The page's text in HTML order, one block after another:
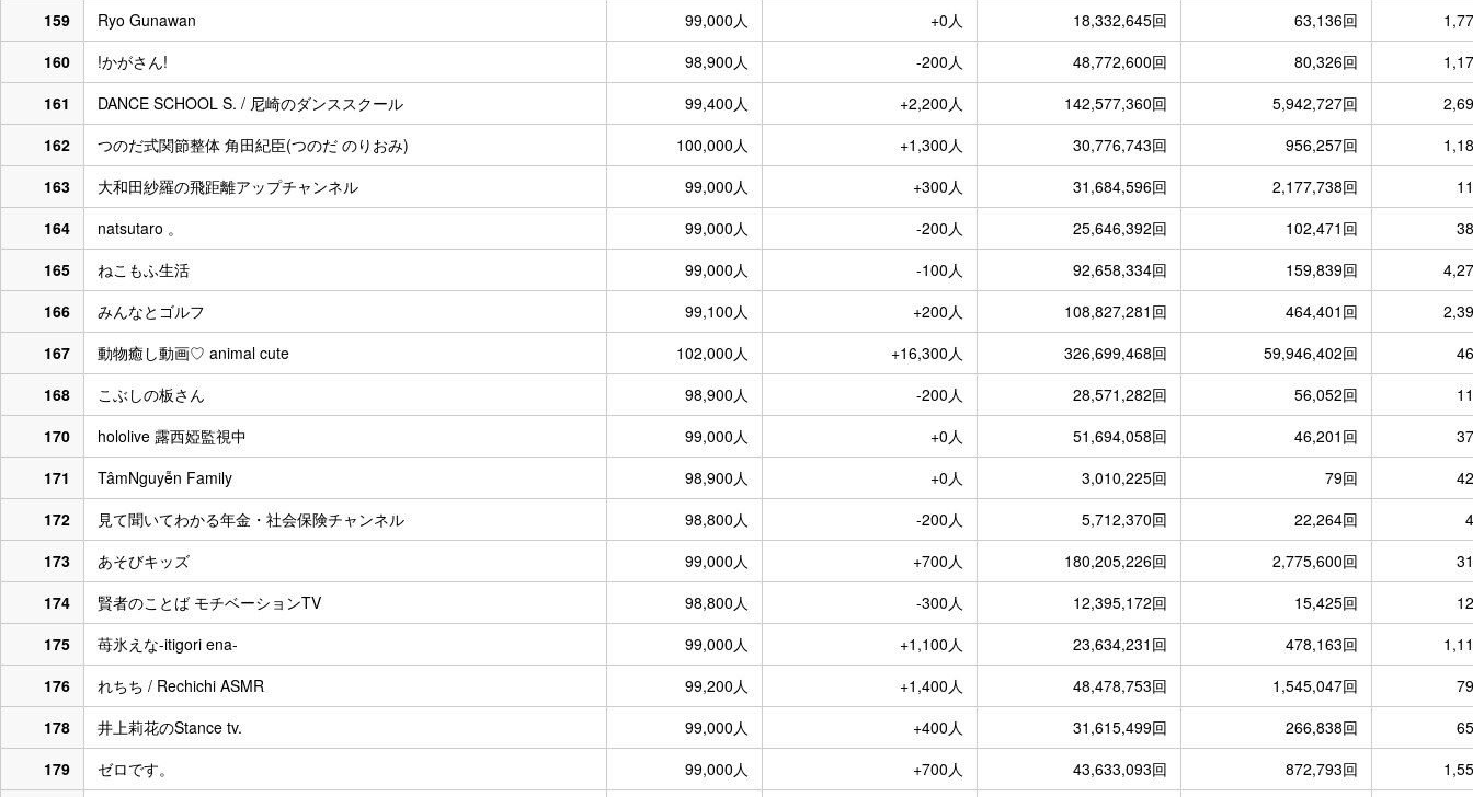
159
Ryo Gunawan 99,000人 +0人 18,332,645回 63,136回
160
!かがさん! 98,900人 -200人 48,772,600回 80,326回
161
DANCE SCHOOL S. / 尼崎のダンススクール 99,400人 +2,200人 142,577,360回 5,942,727回
162
つのだ式関節整体 角田紀臣(つのだ のりおみ) 100,000人 +1,300人 30,776,743回 956,257回
163
大和田紗羅の飛距離アップチャンネル 99,000人 +300人 31,684,596回 2,177,738回
164
natsutaro 。 99,000人 -200人 25,646,392回 102,471回
165
ねこもふ生活 99,000人 -100人 92,658,334回 159,839回
166
みんなとゴルフ 99,100人 +200人 108,827,281回 464,401回
167
動物癒し動画♡ animal cute 102,000人 +16,300人 326,699,468回 59,946,402回
168
こぶしの板さん 98,900人 -200人 28,571,282回 56,052回
170
hololive 露西婭監視中 99,000人 +0人 51,694,058回 46,201回
171
TâmNguyễn Family 98,900人 +0人 3,010,225回 79回
172
見て聞いてわかる年金・社会保険チャンネル 98,800人 -200人 5,712,370回 22,264回
173
あそびキッズ 99,000人 +700人 180,205,226回 2,775,600回
174
賢者のことば モチベーションTV 98,800人 -300人 12,395,172回 15,425回
175
苺氷えな-itigori ena- 99,000人 +1,100人 23,634,231回 478,163回
176
れちち / Rechichi ASMR 99,200人 +1,400人 48,478,753回 1,545,047回
178
井上莉花のStance tv. 99,000人 +400人 31,615,499回 266,838回
179
ゼロです。 99,000人 +700人 43,633,093回 872,793回